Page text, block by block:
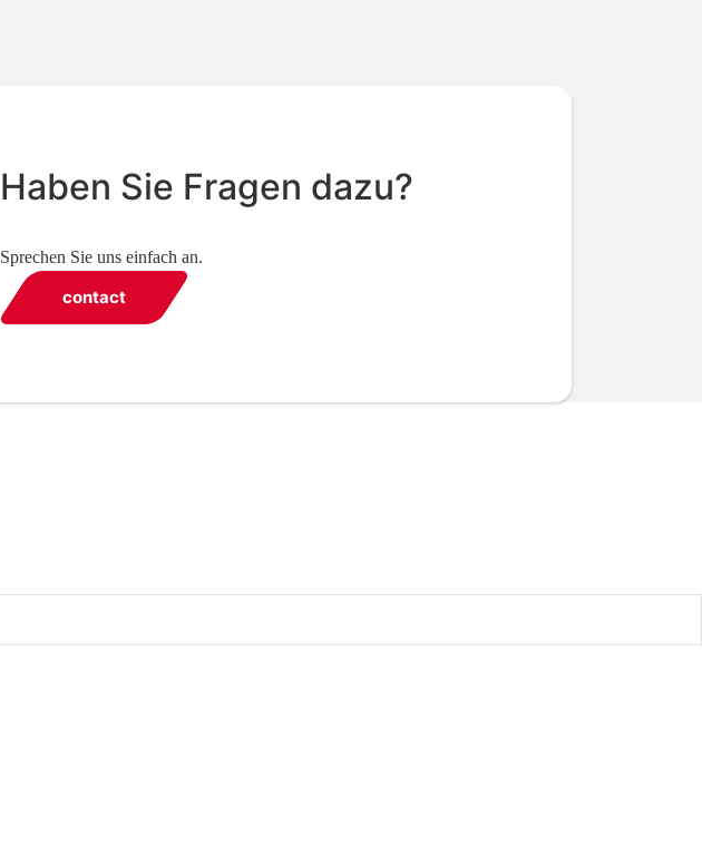
Haben Sie Fragen dazu?
Sprechen Sie uns einfach an.
contact